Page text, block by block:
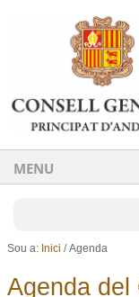
Ves al
Salta a la
MENU
Sou a: Inici /Agenda
Agenda del